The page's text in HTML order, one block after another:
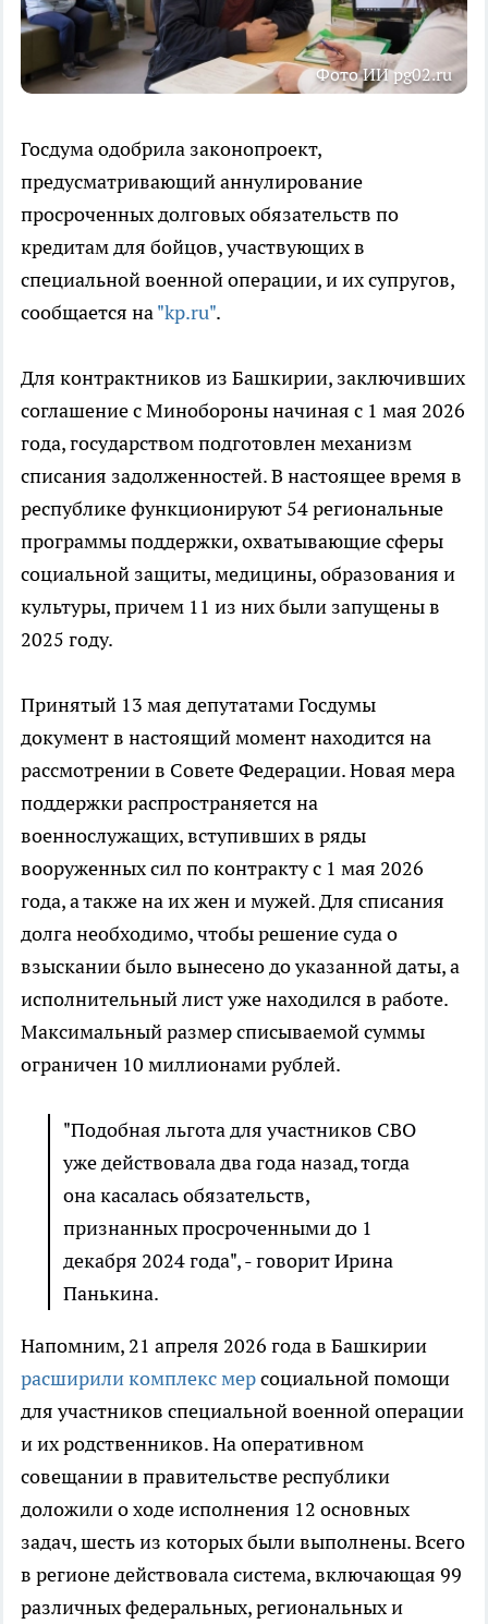
Фото ИИ pg02.ru
Госдума одобрила законопроект,
предусматривающий аннулирование
просроченных долговых обязательств по
кредитам для бойцов, участвующих в
специальной военной операции, и их супругов,
сообщается на"kp.ru".
Для контрактников из Башкирии, заключивших
соглашение с Минобороны начиная с 1 мая 2026
года, государством подготовлен механизм
списания задолженностей. В настоящее время в
республике функционируют 54 региональные
программы поддержки, охватывающие сферы
социальной защиты, медицины, образования и
культуры, причем 11 из них были запущены в
2025 году.
Принятый 13 мая депутатами Госдумы
документ в настоящий момент находится на
рассмотрении в Совете Федерации. Новая мера
поддержки распространяется на
военнослужащих, вступивших в ряды
вооруженных сил по контракту с 1 мая 2026
года, а также на их жен и мужей. Для списания
долга необходимо, чтобы решение суда о
взыскании было вынесено до указанной даты, а
исполнительный лист уже находился в работе.
Максимальный размер списываемой суммы
ограничен 10 миллионами рублей.
"Подобная льгота для участников СВО
уже действовала два года назад, тогда
она касалась обязательств,
признанных просроченными до 1
декабря 2024 года", - говорит Ирина
Панькина.
Напомним, 21 апреля 2026 года в Башкирии
расширили комплекс мерсоциальной помощи
для участников специальной военной операции
и их родственников. На оперативном
совещании в правительстве республики
доложили о ходе исполнения 12 основных
задач, шесть из которых были выполнены. Всего
в регионе действовала система, включающая 99
различных федеральных, региональных и